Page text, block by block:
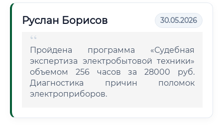
Руслан Борисов 30.05.2026
Пройдена программа «Судебная
экспертиза электробытовой техники»
объемом 256 часов за 28000 руб.
Диагностика причин поломок
электроприборов.